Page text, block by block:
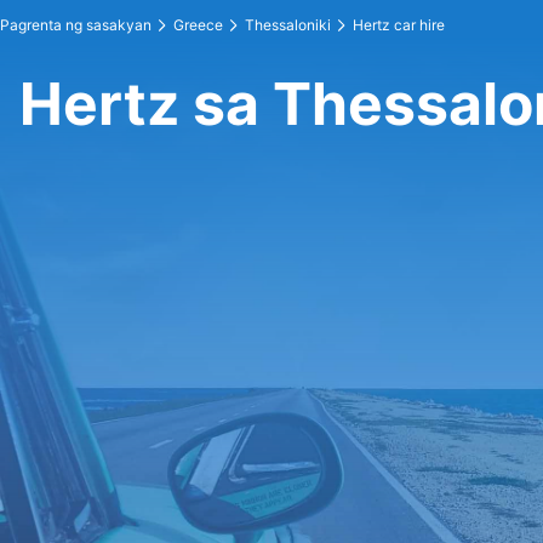
Pagrenta ng sasakyan Greece Thessaloniki Hertz car hire
Hertz sa